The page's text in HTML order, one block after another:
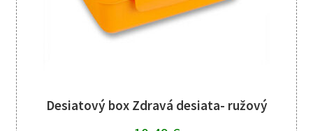
Desiatový box Zdravá desiata- ružový